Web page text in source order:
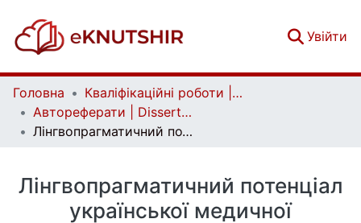
Увійти
Головна
Кваліфікаційні роботи | Qualifying works
Автореферати | Dissertation abstract
Лінгвопрагматичний потенціал української медичної термінології у ЗМІ
Лінгвопрагматичний потенціал
української медичної